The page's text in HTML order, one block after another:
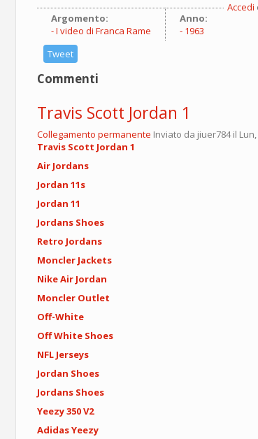
Argomento:
I video di Franca Rame
Anno:
1963
Accedi
Tweet
Commenti
Travis Scott Jordan 1
Collegamento permanente Inviato da jiuer784il Lun,
Travis Scott Jordan 1
Air Jordans
Jordan 11s
Jordan 11
Jordans Shoes
Retro Jordans
Moncler Jackets
Nike Air Jordan
Moncler Outlet
Off-White
Off White Shoes
NFL Jerseys
Jordan Shoes
Jordans Shoes
Yeezy 350 V2
Adidas Yeezy